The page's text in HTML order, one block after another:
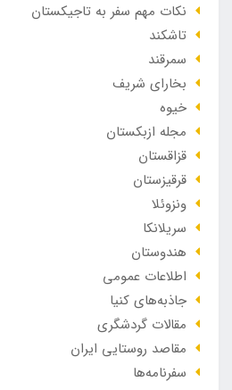
نکات مهم سفر به تاجیکستان
تاشکند
سمرقند
بخارای شریف
خیوه
مجله ازبکستان
قزاقستان
قرقیزستان
ونزوئلا
سریلانکا
هندوستان
اطلاعات عمومی
جاذبه‌های کنیا
مقالات گردشگری
مقاصد روستایی ایران
سفرنامه‌ها